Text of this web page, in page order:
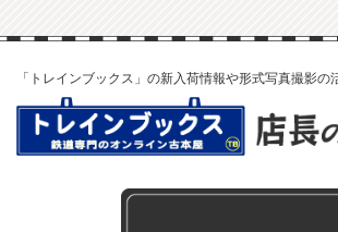
「トレインブックス」の新入荷情報や形式写真撮影の